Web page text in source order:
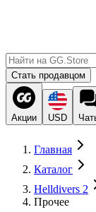
Стать продавцом
Акции USD
Главная
Каталог
Helldivers 2
Прочее